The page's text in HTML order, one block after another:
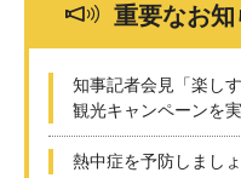
重要なお知
知事記者会見「楽し
観光キャンペーンを
熱中症を予防しまし